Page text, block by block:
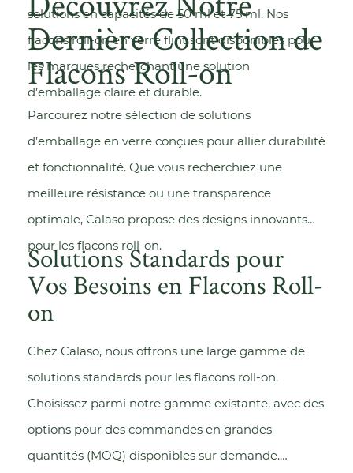
solutions en capacités de 50 ml et 75 ml. Nos
flacons roll-on enverre flintsont disponibles pour
les marques recherchant une solution
d’emballage claire et durable.
Dernière Collection de
Flacons Roll-on
Parcourez notre sélection de solutions
d’emballage en verre conçues pour allier durabilité
et fonctionnalité. Que vous recherchiez une
meilleure résistance ou une transparence
optimale, Calaso propose des designs innovants
pour les flacons roll-on.
Solutions Standards pour
Vos Besoins en Flacons Roll-
on
Chez Calaso, nous offrons une large gamme de
solutions standards pour les flacons roll-on.
Choisissez parmi notre gamme existante, avec des
options pour des commandes en grandes
quantités (MOQ) disponibles sur demande.